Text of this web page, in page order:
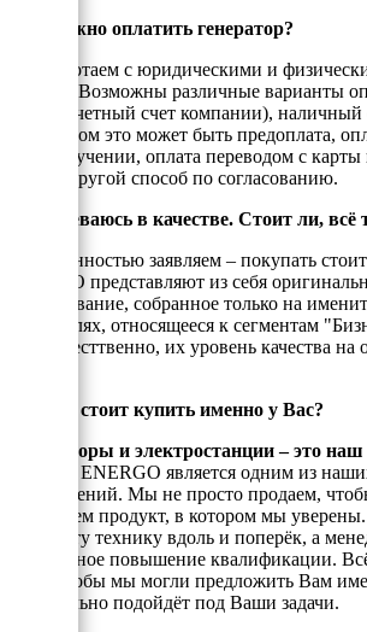
Как можно оплатить генератор?
Мы работаем с юридическими и
России. Возможны различные варианты
(на рассчетный счет компании),
енеджером это может быть предоплата,
при получении, оплата переводом с
любой другой способ по согласованию.
Я сомневаюсь в качестве. Стоит ли, всё
С уверенностью заявляем – покупать
ЭНЕРГО представляют из себя
оборудование, собранное только на
двигателях, относящееся к сегментам
а, ссотвесттвенно, их уровень качества
Почему стоит купить именно у Вас?
Генераторы и электростанции – это
техника ENERGO является одним из
направлений. Мы не просто продаем,
реализуем продукт, в котором мы
знают эту технику вдоль и поперёк, а
постоянное повышение квалификации.
того, чтобы мы могли предложить Вам
оптимально подойдёт под Ваши задачи.